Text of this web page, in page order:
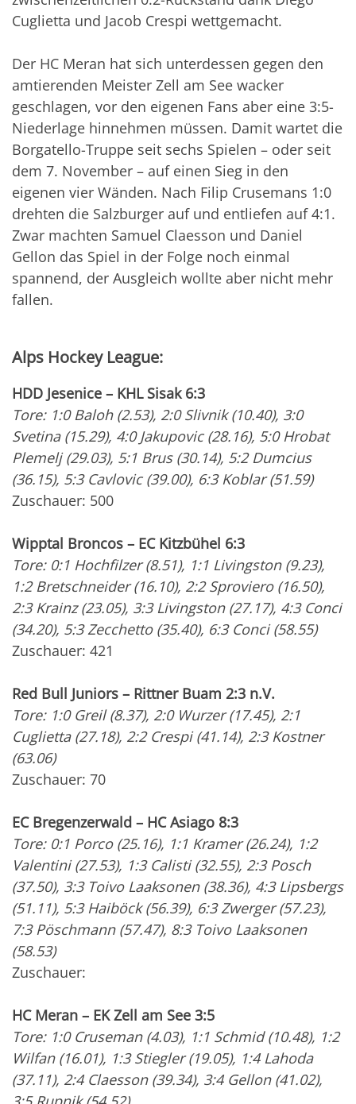
Cuglietta und Jacob Crespi wettgemacht.
Der HC Meran hat sich unterdessen gegen den
amtierenden Meister Zell am See wacker
geschlagen, vor den eigenen Fans aber eine 3:5-
Niederlage hinnehmen müssen. Damit wartet die
Borgatello-Truppe seit sechs Spielen – oder seit
dem 7. November – auf einen Sieg in den
eigenen vier Wänden. Nach Filip Crusemans 1:0
drehten die Salzburger auf und entliefen auf 4:1.
Zwar machten Samuel Claesson und Daniel
Gellon das Spiel in der Folge noch einmal
spannend, der Ausgleich wollte aber nicht mehr
fallen.
Alps Hockey League:
HDD Jesenice – KHL Sisak 6:3
Tore: 1:0 Baloh (2.53), 2:0 Slivnik (10.40), 3:0
Svetina (15.29), 4:0 Jakupovic (28.16), 5:0 Hrobat
Plemelj (29.03), 5:1 Brus (30.14), 5:2 Dumcius
(36.15), 5:3 Cavlovic (39.00), 6:3 Koblar (51.59)
Zuschauer: 500
Wipptal Broncos – EC Kitzbühel 6:3
Tore: 0:1 Hochfilzer (8.51), 1:1 Livingston (9.23),
1:2 Bretschneider (16.10), 2:2 Sproviero (16.50),
2:3 Krainz (23.05), 3:3 Livingston (27.17), 4:3 Conci
(34.20), 5:3 Zecchetto (35.40), 6:3 Conci (58.55)
Zuschauer: 421
Red Bull Juniors – Rittner Buam 2:3 n.V.
Tore: 1:0 Greil (8.37), 2:0 Wurzer (17.45), 2:1
Cuglietta (27.18), 2:2 Crespi (41.14), 2:3 Kostner
(63.06)
Zuschauer: 70
EC Bregenzerwald – HC Asiago 8:3
Tore: 0:1 Porco (25.16), 1:1 Kramer (26.24), 1:2
Valentini (27.53), 1:3 Calisti (32.55), 2:3 Posch
(37.50), 3:3 Toivo Laaksonen (38.36), 4:3 Lipsbergs
(51.11), 5:3 Haiböck (56.39), 6:3 Zwerger (57.23),
7:3 Pöschmann (57.47), 8:3 Toivo Laaksonen
(58.53)
Zuschauer:
HC Meran – EK Zell am See 3:5
Tore: 1:0 Cruseman (4.03), 1:1 Schmid (10.48), 1:2
Wilfan (16.01), 1:3 Stiegler (19.05), 1:4 Lahoda
(37.11), 2:4 Claesson (39.34), 3:4 Gellon (41.02),